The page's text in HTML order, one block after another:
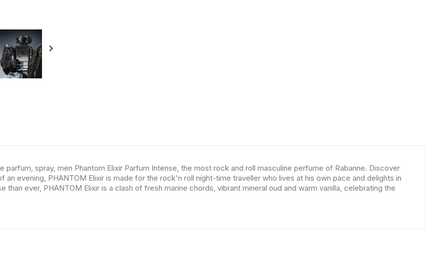

parfum, spray, men Phantom Elixir Parfum Intense, the most rock and roll masculine perfume of Rabanne. Discover
an evening, PHANTOM Elixir is made for the rock'n roll night-time traveller who lives at his own pace and delights in
ever, PHANTOM Elixir is a clash of fresh marine chords, vibrant mineral oud and warm vanilla, celebrating the